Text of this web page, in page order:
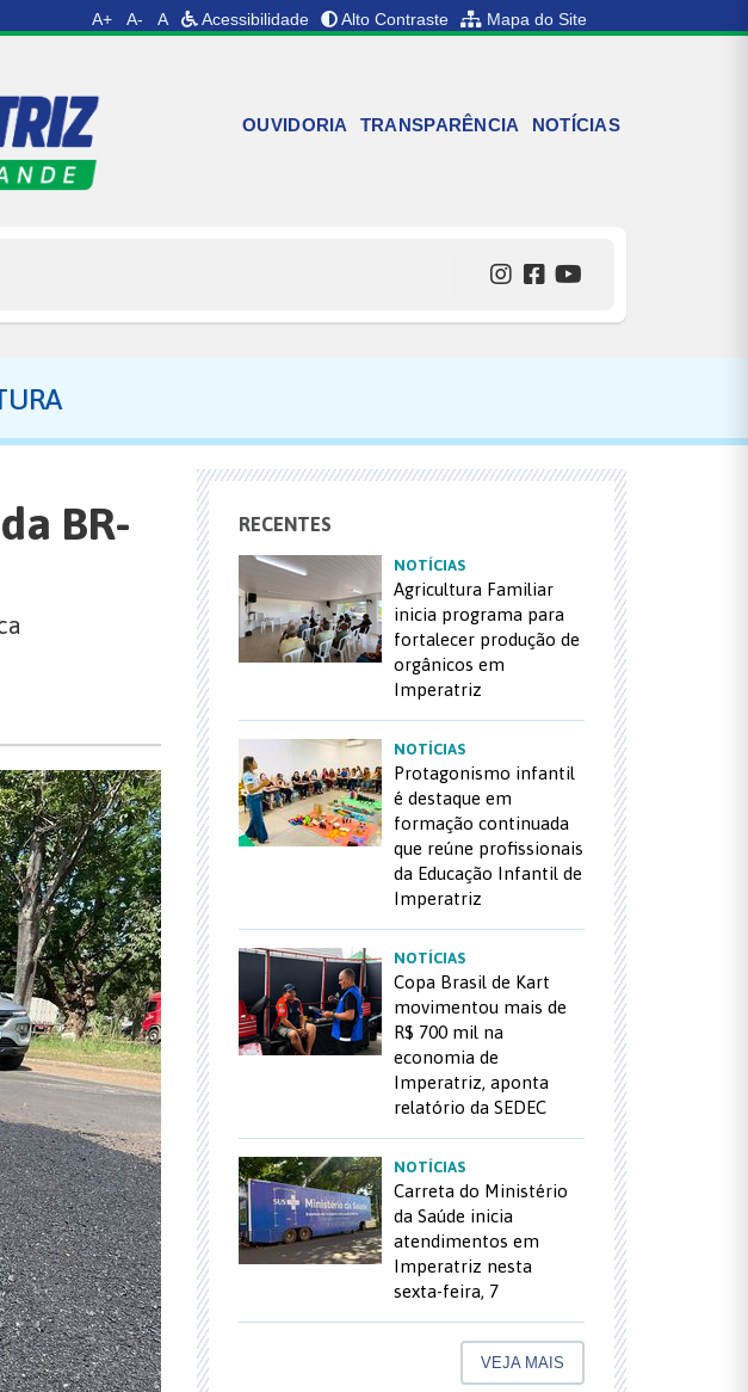
A+ A- A Acessibilidade Alto Contraste Mapa do Site
OUVIDORIA TRANSPARÊNCIA NOTÍCIAS
BR-
RECENTES
NOTÍCIAS
Agricultura Familiar
inicia programa para
fortalecer produção de
orgânicos em
Imperatriz
NOTÍCIAS
Protagonismo infantil
é destaque em
formação continuada
que reúne profissionais
da Educação Infantil de
Imperatriz
NOTÍCIAS
Copa Brasil de Kart
movimentou mais de
R$ 700 mil na
economia de
Imperatriz, aponta
relatório da SEDEC
NOTÍCIAS
Carreta do Ministério
da Saúde inicia
atendimentos em
Imperatriz nesta
sexta-feira, 7
VEJA MAIS